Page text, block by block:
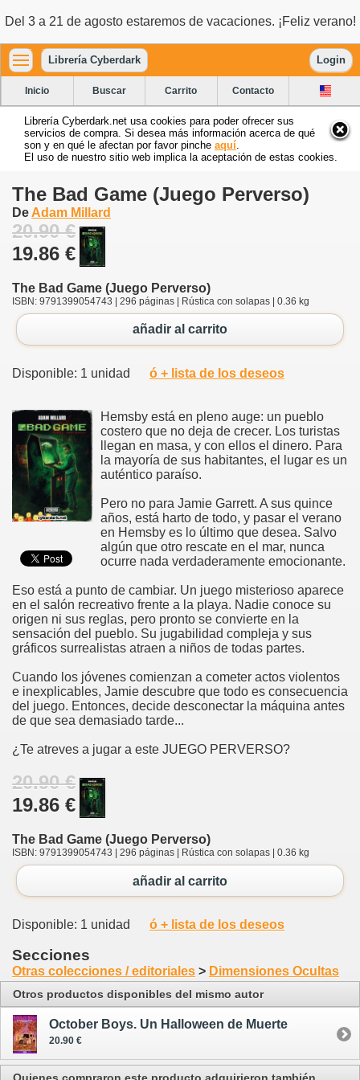
Del 3 a 21 de agosto estaremos de vacaciones. ¡Feliz verano!
Librería Cyberdark Login
Inicio Buscar Carrito Contacto
Librería Cyberdark.net usa cookies para poder ofrecer sus
servicios de compra. Si desea más información acerca de qué
son y en qué le afectan por favor pinche aquí
El uso de nuestro sitio web implica la aceptación de estas cookies.
The Bad Game (Juego Perverso)
De Adam Millard
20.90 €
19.86 €
The Bad Game (Juego Perverso)
ISBN: 9791399054743 | 296 páginas | Rústica con solapas | 0.36 kg
añadir al carrito
Disponible: 1 unidad ó + lista de los deseos
Hemsby está en pleno auge: un pueblo
costero que no deja de crecer. Los turistas
llegan en masa, y con ellos el dinero. Para
la mayoría de sus habitantes, el lugar es un
auténtico paraíso.
Pero no para Jamie Garrett. A sus quince
años, está harto de todo, y pasar el verano
en Hemsby es lo último que desea. Salvo
algún que otro rescate en el mar, nunca
ocurre nada verdaderamente emocionante.
Eso está a punto de cambiar. Un juego misterioso aparece
en el salón recreativo frente a la playa. Nadie conoce su
origen ni sus reglas, pero pronto se convierte en la
sensación del pueblo. Su jugabilidad compleja y sus
gráficos surrealistas atraen a niños de todas partes.
Cuando los jóvenes comienzan a cometer actos violentos
e inexplicables, Jamie descubre que todo es consecuencia
del juego. Entonces, decide desconectar la máquina antes
de que sea demasiado tarde...
¿Te atreves a jugar a este JUEGO PERVERSO?
20.90 €
19.86 €
The Bad Game (Juego Perverso)
ISBN: 9791399054743 | 296 páginas | Rústica con solapas | 0.36 kg
añadir al carrito
Disponible: 1 unidad ó + lista de los deseos
Secciones
Otras colecciones / editoriales > Dimensiones Ocultas
Otros productos disponibles del mismo autor
October Boys. Un Halloween de Muerte
20.90 €